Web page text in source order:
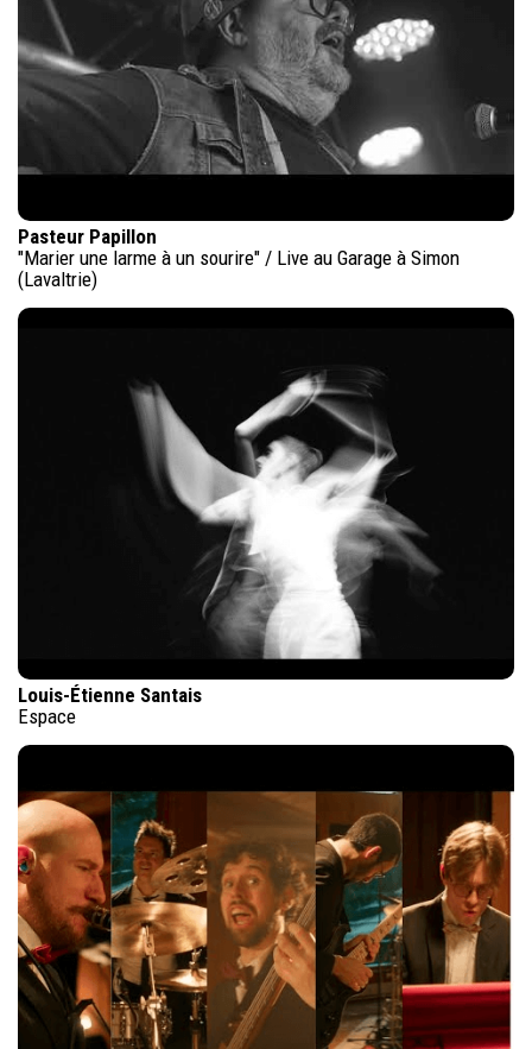
Pasteur Papillon
"Marier une larme à un sourire" / Live au Garage à Simon
(Lavaltrie)
Louis-Étienne Santais
Espace